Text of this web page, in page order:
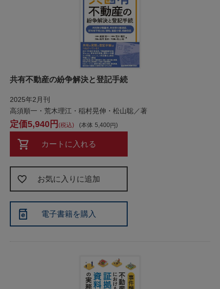
共有不動産の紛争解決と登記手続
2025年2月刊
高須順一・荒木理江・稲村晃伸・松山聡／著
本体 5,400
5,940 税込
カートに入れる
お気に入りに追加
電子書籍を購入